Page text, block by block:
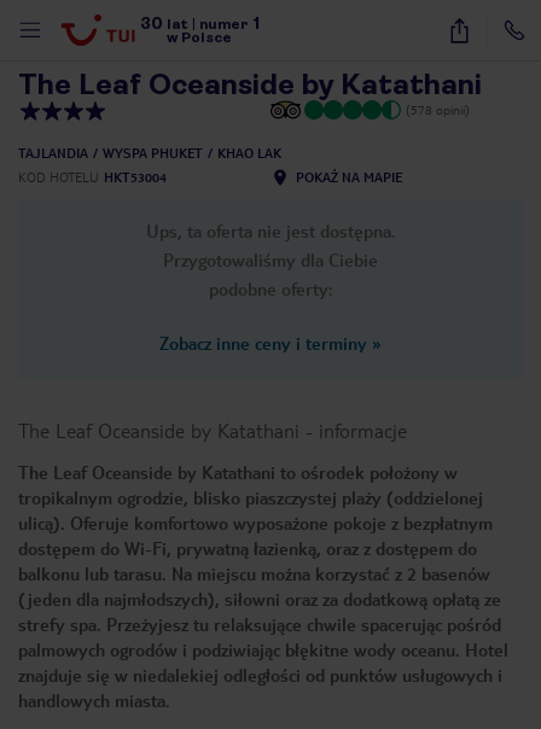
30 lat numer 1
w Polsce
28
The Leaf Oceanside by Katathani
(578 opinii)
TAJLANDIA WYSPA PHUKET
KHAO LAK
KOD HOTELU HKT53004 POKAŻ NA MAPIE
Ups, ta oferta nie jest dostępna.
Przygotowaliśmy dla Ciebie
podobne oferty:
Zobacz inne ceny i terminy »
The Leaf Oceanside by Katathani - informacje
The Leaf Oceanside by Katathani to ośrodek położony w
tropikalnym ogrodzie, blisko piaszczystej plaży (oddzielonej
ulicą). Oferuje komfortowo wyposażone pokoje z bezpłatnym
dostępem do Wi-Fi, prywatną łazienką, oraz z dostępem do
balkonu lub tarasu. Na miejscu można korzystać z 2 basenów
(jeden dla najmłodszych), siłowni oraz za dodatkową opłatą ze
strefy spa. Przeżyjesz tu relaksujące chwile spacerując pośród
palmowych ogrodów i podziwiając błękitne wody oceanu. Hotel
znajduje się w niedalekiej odległości od punktów usługowych i
handlowych miasta.